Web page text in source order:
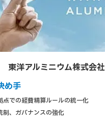
東洋アルミニウム株式会社
め手
点での経費精算ルールの統一化
制、ガバナンスの強化